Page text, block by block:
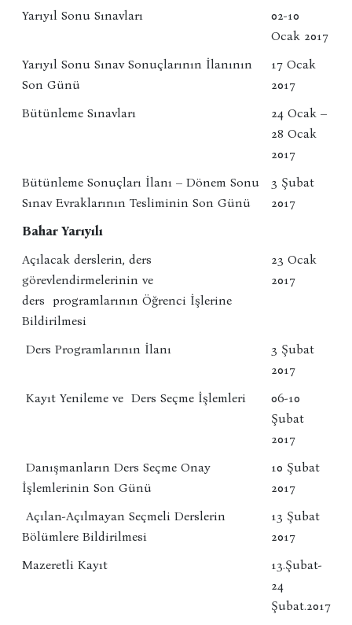
Yarıyıl Sonu Sınavları
02-10
Ocak 2017
Yarıyıl Sonu Sınav Sonuçlarının İlanının
Son Günü
17 Ocak
2017
Bütünleme Sınavları
24 Ocak –
28 Ocak
2017
Bütünleme Sonuçları İlanı – Dönem Sonu
Sınav Evraklarının Tesliminin Son Günü
3 Şubat
2017
Bahar Yarıyılı
Açılacak derslerin, ders
görevlendirmelerinin ve
ders programlarının Öğrenci İşlerine
Bildirilmesi
23 Ocak
2017
Ders Programlarının İlanı
3 Şubat
2017
Kayıt Yenileme ve Ders Seçme İşlemleri
06-10
Şubat
2017
Danışmanların Ders Seçme Onay
İşlemlerinin Son Günü
10 Şubat
2017
Açılan-Açılmayan Seçmeli Derslerin
Bölümlere Bildirilmesi
13 Şubat
2017
Mazeretli Kayıt
13.Şubat-
24
Şubat.2017